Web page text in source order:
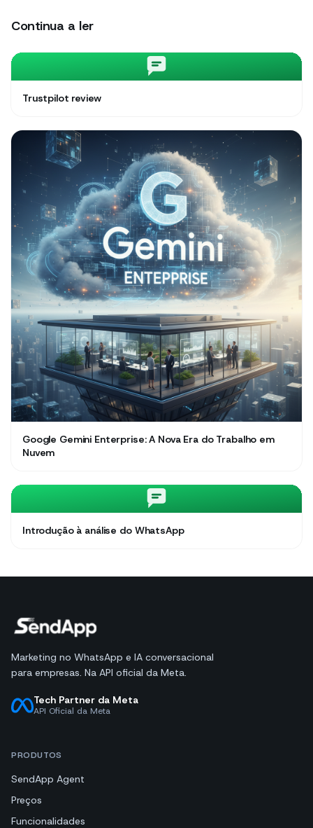
Continua a ler
Trustpilot review
Google Gemini Enterprise: A Nova Era do Trabalho em
Nuvem
Introdução à análise do WhatsApp
Marketing no WhatsApp e IA conversacional
para empresas. Na API oficial da Meta.
Tech Partner da Meta
API Oficial da Meta
PRODUTOS
SendApp Agent
Preços
Funcionalidades